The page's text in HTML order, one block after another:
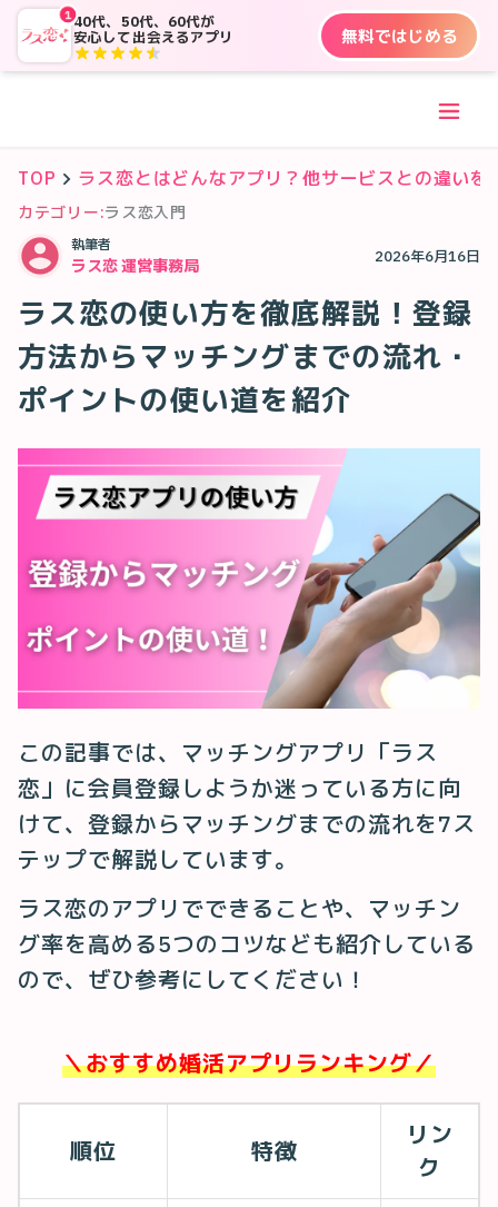
140代、50代、60代が
安心して出会えるアプリ
無料ではじめる
TOP ラス恋とはどんなアプリ？他サービスとの違いを
カテゴリー:ラス恋入門
執筆者
ラス恋 運営事務局 2026年6月16日
ラス恋の使い方を徹底解説！登録
方法からマッチングまでの流れ・
ポイントの使い道を紹介
この記事では、マッチングアプリ「ラス
恋」に会員登録しようか迷っている方に向
けて、登録からマッチングまでの流れを7ス
テップで解説しています。
ラス恋のアプリでできることや、マッチン
グ率を高める5つのコツなども紹介している
ので、ぜひ参考にしてください！
＼おすすめ婚活アプリランキング／
順位 特徴
リン
ク